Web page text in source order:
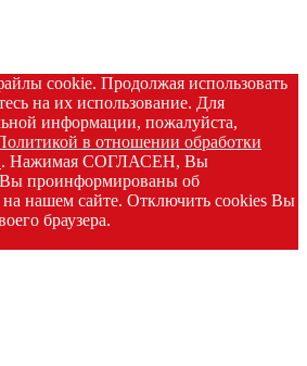
cookie. Продолжая использовать
на их использование. Для
информации, пожалуйста,
в отношении обработки
. Нажимая СОГЛАСЕН, Вы
Вы проинформированы об
на нашем сайте. Отключить cookies Вы
браузера.